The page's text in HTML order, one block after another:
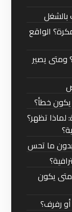
بالشغل
الواقع
يصير
خطأ؟
لماذا تظهر؟
بدون ما تحس
يكون
رفرف؟